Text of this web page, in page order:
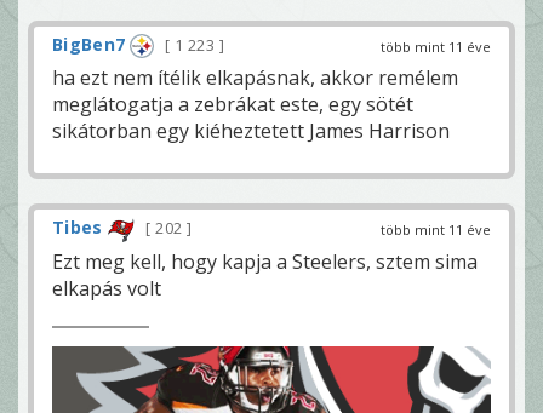
több mint 11 éve
BigBen7 1 223
ha ezt nem ítélik elkapásnak, akkor remélem
meglátogatja a zebrákat este, egy sötét
sikátorban egy kiéheztetett James Harrison
több mint 11 éve
Tibes 202
Ezt meg kell, hogy kapja a Steelers, sztem sima
elkapás volt